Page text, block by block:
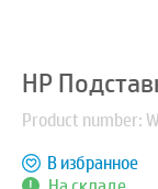
HP
Product number:
В избранное